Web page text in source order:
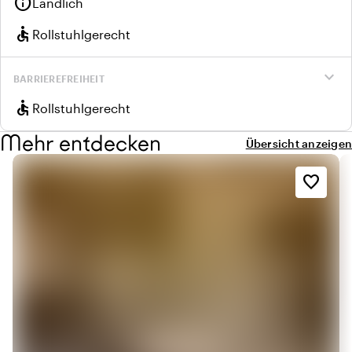
accessible Rollstuhlgerecht
expand_more
BARRIEREFREIHEIT
accessible Rollstuhlgerecht
Mehr entdecken Übersicht anzeigen
favorite_border